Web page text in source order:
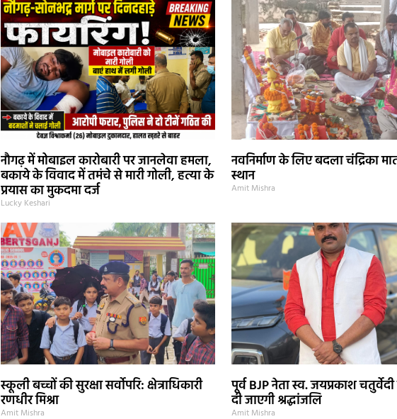
नौगढ़ में मोबाइल कारोबारी पर जानलेवा हमला,
बकाये के विवाद में तमंचे से मारी गोली, हत्या के
प्रयास का मुकदमा दर्ज
Lucky Keshari
नवनिर्माण के लिए बदला चंद्रिका
स्थान
Amit Mishra
स्कूली बच्चों की सुरक्षा सर्वोपरि: क्षेत्राधिकारी
रणधीर मिश्रा
Amit Mishra
पूर्व BJP नेता स्व. जयप्रकाश
दी जाएगी श्रद्धांजलि
Amit Mishra